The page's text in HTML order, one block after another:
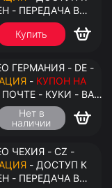
- ПЕРЕДАЧА В
Купить
ГЕРМАНИЯ - DE -
- КУПОН НА
- КУКИ - ВАТ
Нет в
наличии
ЧЕХИЯ - CZ -
- ПЕРЕДАЧА В